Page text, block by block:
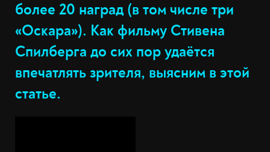
более 20 наград (в том числе три
«Оскара»). Как фильму Стивена
Спилберга до сих пор удаётся
впечатлять зрителя, выясним в этой
статье.